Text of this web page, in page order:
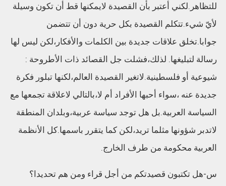
للتظاهر.لكني أعتبر بأن القصيدة لايمكنها قط أن تكون وسيلة
لأيّ شيء.تتكلم القصيدة بكل حرية دون أن تتضمن
جوابا.تخلق علاقات جديدة بين الكلمات والأفكار،لكن ليس لها
رسالة لتبليغها. لذلك،فشلت جل القصائد ذات الأطروحة :
شيوعية أو فلسطينية.لاتغير القصيدة العالم،لكنها تبلور فكرة
جديدة عنه ،سواء أحبها الأفراد أم لا،بالتالي لاعلاقة تجمعها مع
السياسة العربية.بل هل توجد سياسة عربية،وبلدان المنطقة
لاتدبر شؤونها مثلما تريد،لكن كما يتقرر باسمها.كل الأنظمة
العربية محكومة من طرف الخارج.
س-هل تكتبون قصيدتكم من أجل قراء ومن هم تحديدا؟